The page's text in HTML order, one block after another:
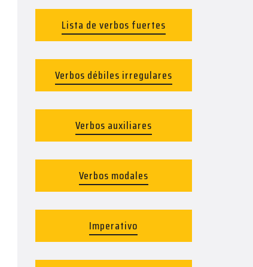
Lista de verbos fuertes
Verbos débiles irregulares
Verbos auxiliares
Verbos modales
Imperativo